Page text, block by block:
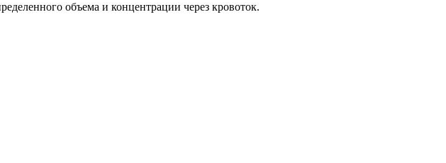
объема и концентрации через кровоток.